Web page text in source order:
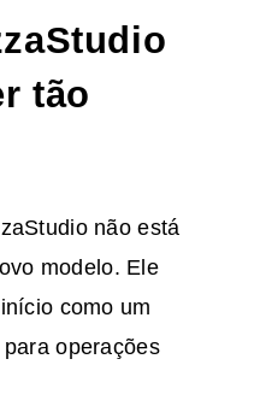
tão
não está
modelo. Ele
como um
operações